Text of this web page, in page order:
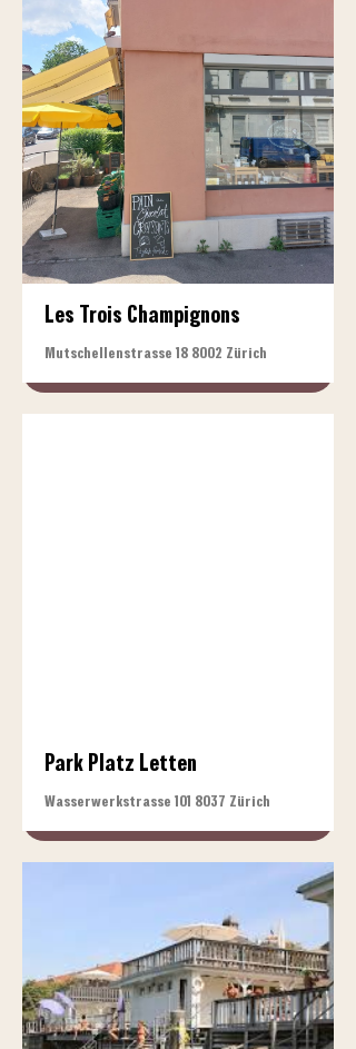
Les Trois Champignons
Mutschellenstrasse 18 8002 Zürich
Park Platz Letten
Wasserwerkstrasse 101 8037 Zürich